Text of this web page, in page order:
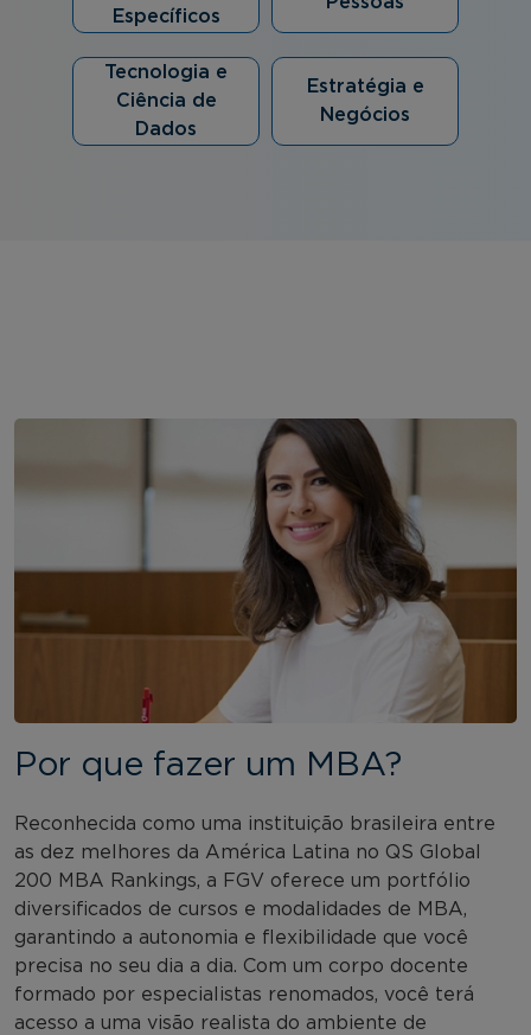
Específicos
Tecnologia e
Ciência de
Dados
Estratégia e
Negócios
Por que fazer um MBA?
Reconhecida como uma instituição brasileira entre
as dez melhores da América Latina no QS Global
200 MBA Rankings, a FGV oferece um portfólio
diversificados de cursos e modalidades de MBA,
garantindo a autonomia e flexibilidade que você
precisa no seu dia a dia. Com um corpo docente
formado por especialistas renomados, você terá
acesso a uma visão realista do ambiente de